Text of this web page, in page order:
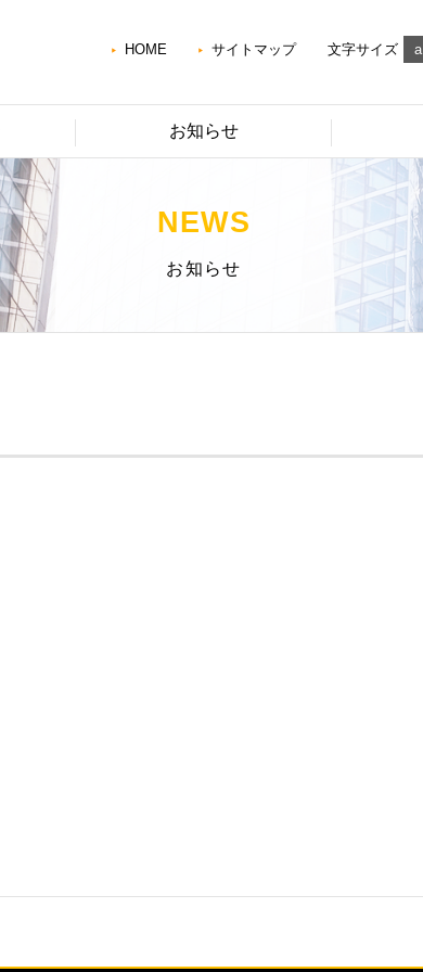
HOME サイトマップ 文字サイズ a
お知らせ
NEWS
お知らせ